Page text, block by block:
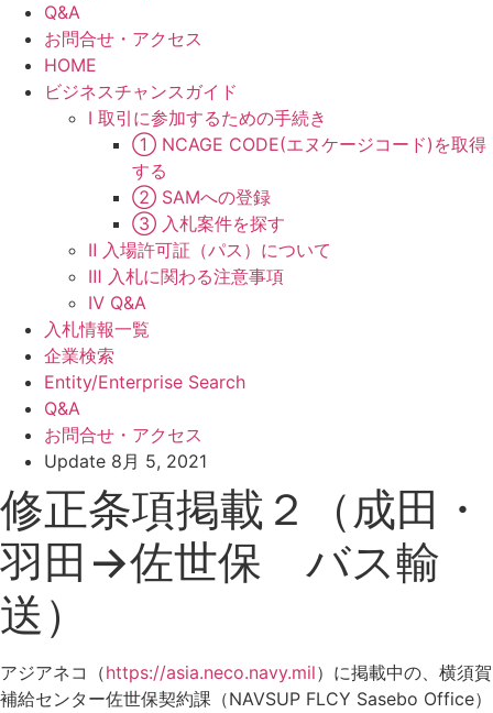
Q&A
お問合せ・アクセス
HOME
ビジネスチャンスガイド
Ⅰ 取引に参加するための手続き
① NCAGE CODE(エヌケージコード)を取得
する
② SAMへの登録
③ 入札案件を探す
Ⅱ 入場許可証（パス）について
Ⅲ 入札に関わる注意事項
Ⅳ Q&A
入札情報一覧
企業検索
Entity/Enterprise Search
Q&A
お問合せ・アクセス
Update 8月 5, 2021
修正条項掲載２（成田・
羽田→佐世保 バス輸
送）
アジアネコ（https://asia.neco.navy.mil）に掲載中の、横須賀
補給センター佐世保契約課（NAVSUP FLCY Sasebo Office）